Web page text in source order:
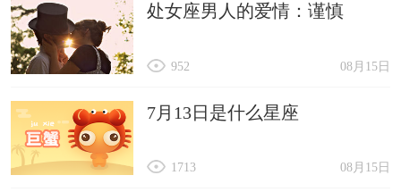
处女座男人的爱情：谨慎
08月15日
952
7月13日是什么星座
08月15日
1713